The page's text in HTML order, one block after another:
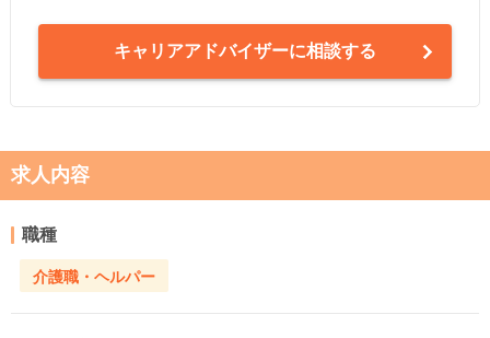
キャリアアドバイザーに相談する
求人内容
職種
介護職・ヘルパー